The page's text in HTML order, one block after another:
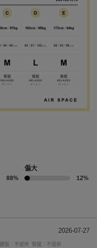
88%
偏大
12%
2026-07-27
腰圍：不提供
臀圍：不提供